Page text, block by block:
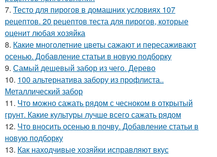
7. Тесто для пирогов в домашних условиях 107
рецептов. 20 рецептов теста для пирогов, которые
оценит любая хозяйка
8. Какие многолетние цветы сажают и пересаживают
осенью. Добавление статьи в новую подборку
9. Самый дешевый забор из чего. Дерево
10. 100 альтернатива забору из профлиста..
Металлический забор
11. Что можно сажать рядом с чесноком в открытый
грунт. Какие культуры лучше всего сажать рядом
12. Что вносить осенью в почву. Добавление статьи в
новую подборку
13. Как находчивые хозяйки исправляют вкус